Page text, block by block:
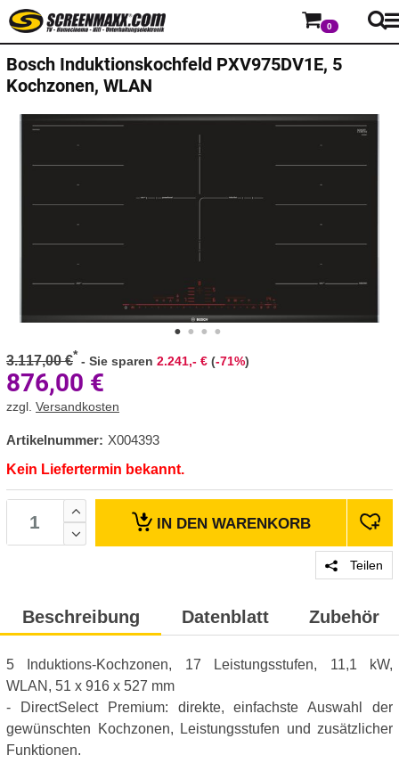
0
Bosch Induktionskochfeld PXV975DV1E, 5
Kochzonen, WLAN
3.117,00 €* - Sie sparen 2.241,- € (-71%)
876,00 €
zzgl. Versandkosten
Artikelnummer: X004393
Kein Liefertermin bekannt.
IN DEN WARENKORB
Teilen
Beschreibung Datenblatt Zubehör
5 Induktions-Kochzonen, 17 Leistungsstufen, 11,1 kW,
WLAN, 51 x 916 x 527 mm
- DirectSelect Premium: direkte, einfachste Auswahl der
gewünschten Kochzonen, Leistungsstufen und zusätzlicher
Funktionen.